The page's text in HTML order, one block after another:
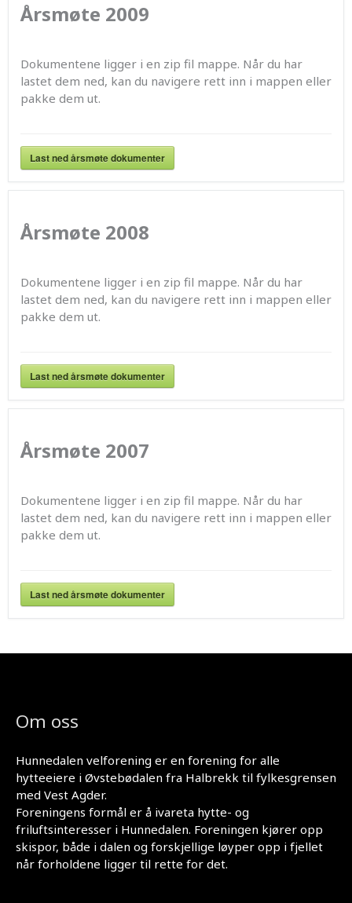
Årsmøte 2009
Dokumentene ligger i en zip fil mappe. Når du har
lastet dem ned, kan du navigere rett inn i mappen eller
pakke dem ut.
Last ned årsmøte dokumenter
Årsmøte 2008
Dokumentene ligger i en zip fil mappe. Når du har
lastet dem ned, kan du navigere rett inn i mappen eller
pakke dem ut.
Last ned årsmøte dokumenter
Årsmøte 2007
Dokumentene ligger i en zip fil mappe. Når du har
lastet dem ned, kan du navigere rett inn i mappen eller
pakke dem ut.
Last ned årsmøte dokumenter
Om oss
Hunnedalen velforening er en forening for alle
hytteeiere i Øvstebødalen fra Halbrekk til fylkesgrensen
med Vest Agder.
Foreningens formål er å ivareta hytte- og
friluftsinteresser i Hunnedalen. Foreningen kjører opp
skispor, både i dalen og forskjellige løyper opp i fjellet
når forholdene ligger til rette for det.